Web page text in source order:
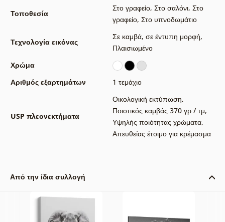
Τοποθεσία
Στο γραφείο, Στο σαλόνι, Στο
γραφείο, Στο υπνοδωμάτιο
Τεχνολογία εικόνας
Σε καμβά, σε έντυπη μορφή,
Πλαισιωμένο
Χρώμα
Αριθμός εξαρτημάτων
1 τεμάχιο
USP πλεονεκτήματα
Οικολογική εκτύπωση,
Ποιοτικός καμβάς 370 γρ / τμ,
Υψηλής ποιότητας χρώματα,
Απευθείας έτοιμο για κρέμασμα
Από την ίδια συλλογή